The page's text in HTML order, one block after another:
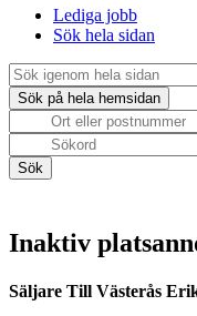
Lediga jobb
Sök hela sidan
Inaktiv
Säljare Till Västerås